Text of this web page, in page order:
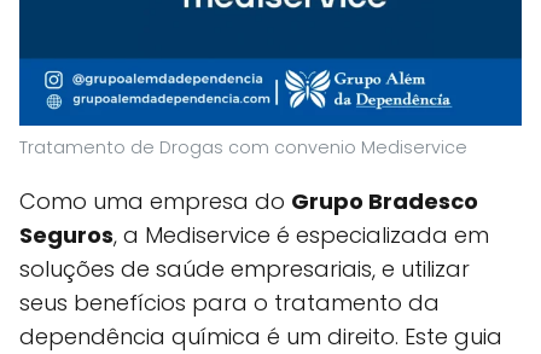
Tratamento de Drogas com convenio Mediservice
Como uma empresa do Grupo Bradesco
Seguros, a Mediservice é especializada em
soluções de saúde empresariais, e utilizar
seus benefícios para o tratamento da
dependência química é um direito. Este guia